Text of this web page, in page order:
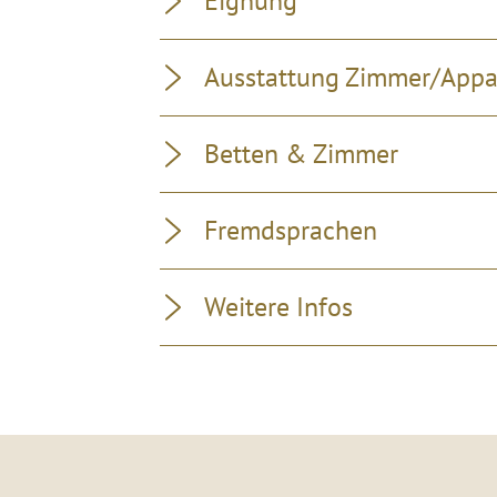
Ausstattung Zimmer/
Betten & Zimmer
Fremdsprachen
Weitere Infos